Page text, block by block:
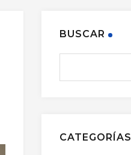
BUSCAR
CATEGORÍAS